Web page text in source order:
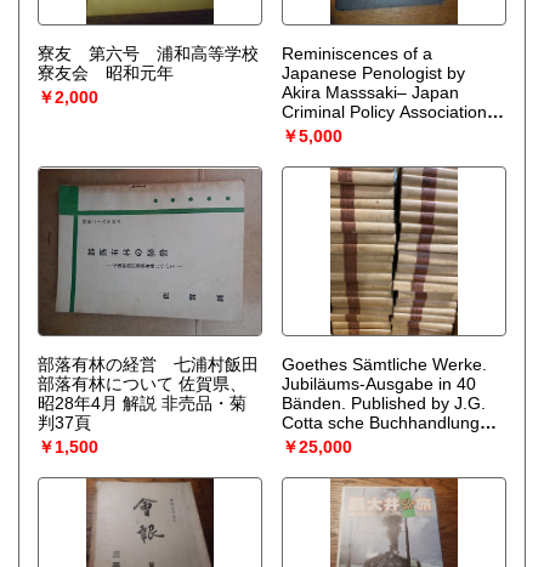
寮友 第六号 浦和高等学校
寮友会 昭和元年
￥2,000
Reminiscences of a
Japanese Penologist by
Akira Masssaki– Japan
Criminal Policy Association
1964 科学警察研究所古畑
種基旧蔵書巻頭献呈ページ切
取
￥5,000
部落有林の経営 七浦村飯田
部落有林について 佐賀県、
昭28年4月 解説 非売品・菊
判37頁
￥1,500
Goethes Sämtliche Werke.
Jubiläums-Ausgabe in 40
Bänden. Published by J.G.
Cotta sche Buchhandlung
Nachfolger Stuttgart und
Berlinゲーテの全集。全40巻
内38冊（17巻、40巻欠）
￥25,000